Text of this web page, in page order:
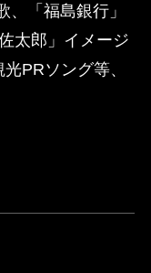
「福島銀行」
太郎」イメージ
PRソング等、